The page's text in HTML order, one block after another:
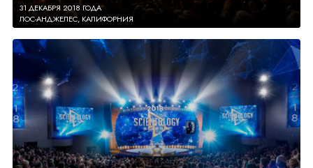
31 ДЕКАБРЯ 2018 ГОДА
ЛОС-АНДЖЕЛЕС, КАЛИФОРНИЯ